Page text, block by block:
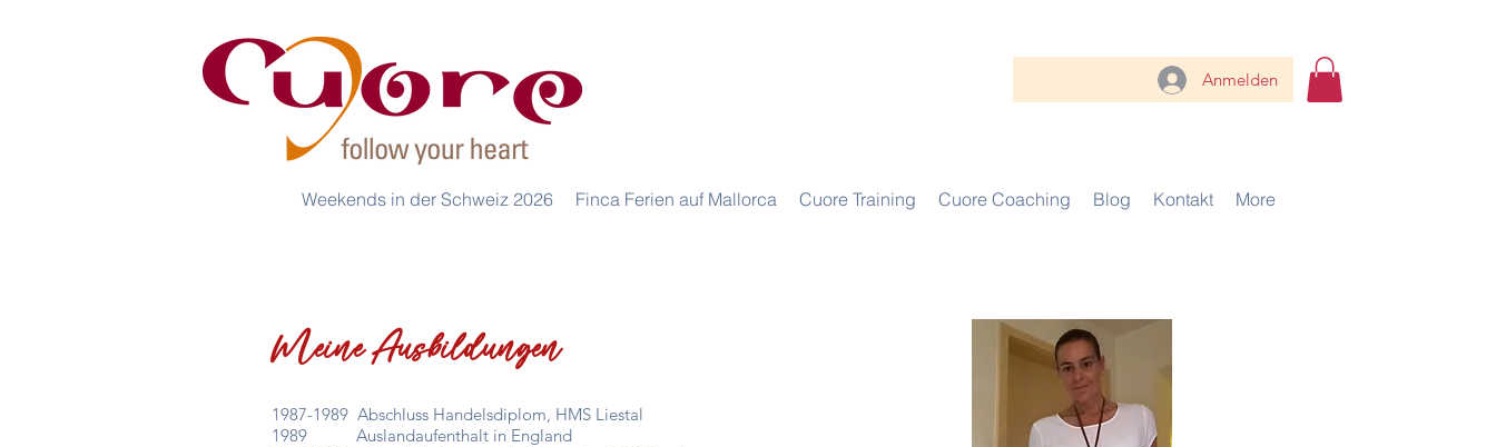
Anmelden
Weekends in der Schweiz 2026 Finca Ferien auf Mallorca Cuore Training Cuore Coaching Blog Kontakt More
Meine Ausbildungen
1987-1989 Abschluss Handelsdiplom, HMS Liestal
1989 Auslandaufenthalt in England